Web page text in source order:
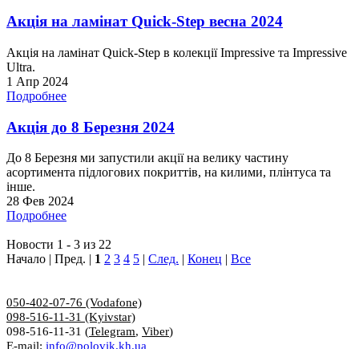
Акція на ламінат Quick-Step весна 2024
Акція на ламінат Quick-Step в колекції Impressive та Impressive
Ultra.
1 Апр 2024
Подробнее
Акція до 8 Березня 2024
До 8 Березня ми запустили акції на велику частину
асортимента підлогових покриттів, на килими, плінтуса та
інше.
28 Фев 2024
Подробнее
Новости 1 - 3 из 22
Начало | Пред. | 1 2 3 4 5 | След. | Конец | Все
050-402-07-76 (Vodafone)
098-516-11-31 (Kyivstar)
098-516-11-31 (Telegram, Viber)
E-mail: info@polovik.kh.ua